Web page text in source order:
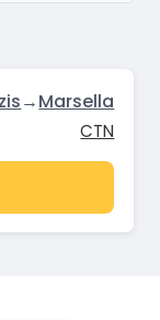
→Marsella
CTN